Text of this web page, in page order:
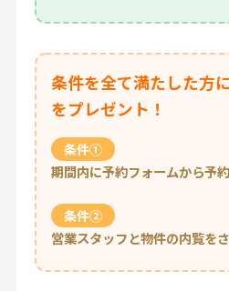
条件を全て満たした方
をプレゼント！
条件①
期間内に予約フォームから予
条件②
営業スタッフと物件の内覧を